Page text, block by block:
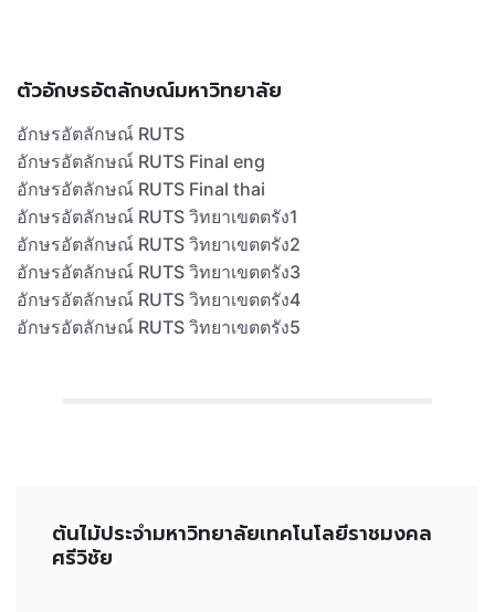
ตัวอักษรอัตลักษณ์มหาวิทยาลัย
อักษรอัตลักษณ์ RUTS
อักษรอัตลักษณ์ RUTS Final eng
อักษรอัตลักษณ์ RUTS Final thai
อักษรอัตลักษณ์ RUTS วิทยาเขตตรัง1
อักษรอัตลักษณ์ RUTS วิทยาเขตตรัง2
อักษรอัตลักษณ์ RUTS วิทยาเขตตรัง3
อักษรอัตลักษณ์ RUTS วิทยาเขตตรัง4
อักษรอัตลักษณ์ RUTS วิทยาเขตตรัง5
ต้นไม้ประจำมหาวิทยาลัยเทคโนโลยีราชมงคล
ศรีวิชัย